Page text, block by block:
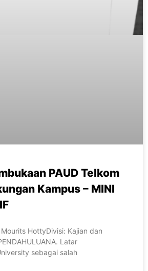
PAUD Telkom
Kampus – MINI
HottyDivisi: Kajian dan
Latar
sebagai salah